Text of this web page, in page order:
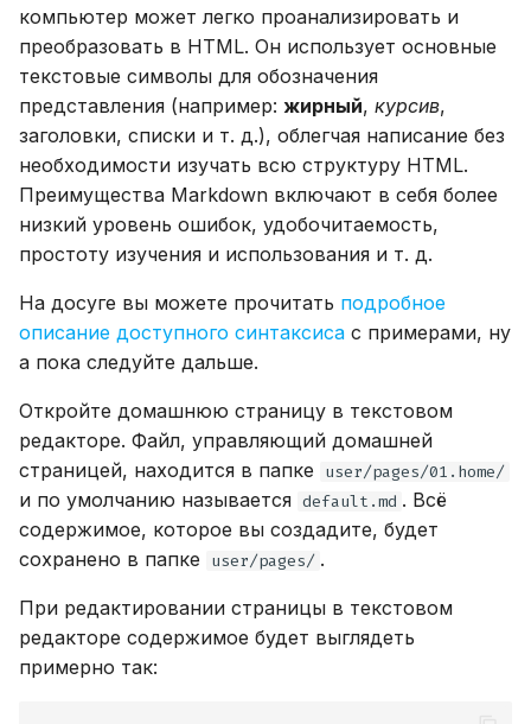
компьютер может легко проанализировать и
преобразовать в HTML. Он использует основные
текстовые символы для обозначения
представления (например: жирный, курсив,
заголовки, списки и т. д.), облегчая написание без
необходимости изучать всю структуру HTML.
Преимущества Markdown включают в себя более
низкий уровень ошибок, удобочитаемость,
простоту изучения и использования и т. д.
На досуге вы можете прочитать подробное
описание доступного синтаксиса с примерами, ну
а пока следуйте дальше.
Откройте домашнюю страницу в текстовом
редакторе. Файл, управляющий домашней
страницей, находится в папке
user/pages/01.home/
и по умолчанию называется default.md . Всё
содержимое, которое вы создадите, будет
сохранено в папке
user/pages/ .
При редактировании страницы в текстовом
редакторе содержимое будет выглядеть
примерно так: